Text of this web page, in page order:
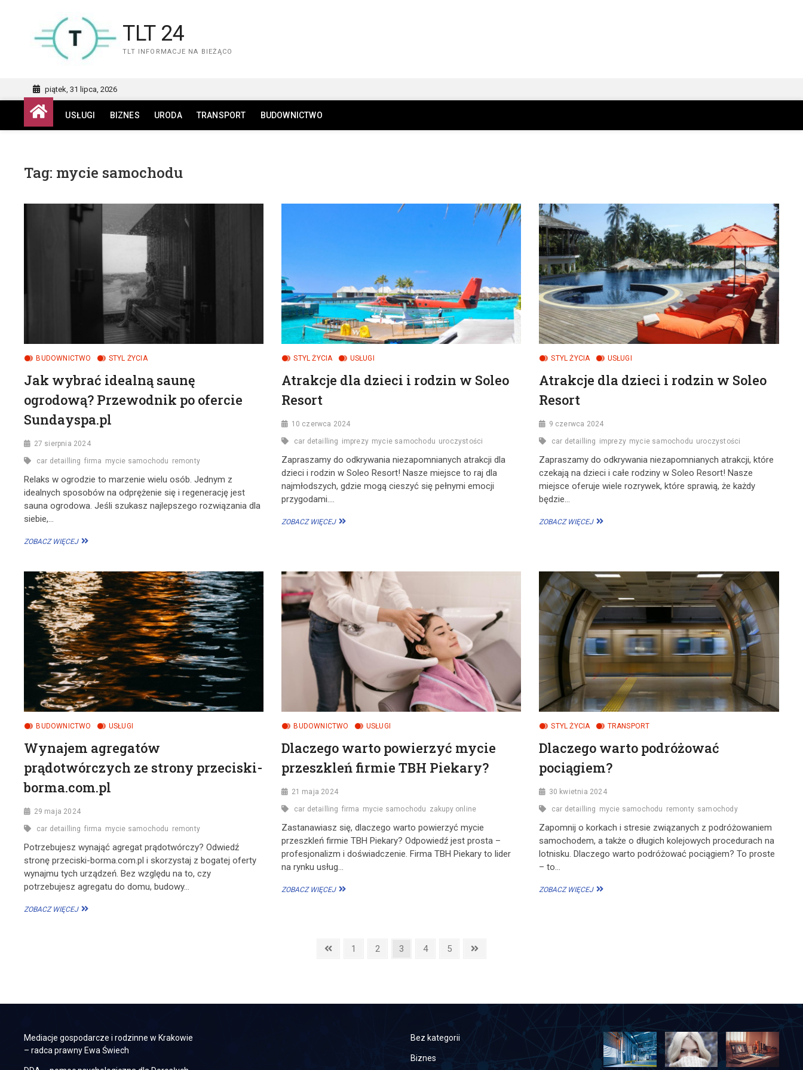
TLT 24
TLT INFORMACJE NA BIEŻĄCO
piątek, 31 lipca, 2026
USŁUGI BIZNES URODA TRANSPORT BUDOWNICTWO
Tag: mycie samochodu
BUDOWNICTWO STYL ŻYCIA
Jak wybrać idealną saunę
ogrodową? Przewodnik po ofercie
Sundayspa.pl
27 sierpnia 2024
car detailling firma mycie samochodu remonty
Relaks w ogrodzie to marzenie wielu osób. Jednym z
idealnych sposobów na odprężenie się i regenerację jest
sauna ogrodowa. Jeśli szukasz najlepszego rozwiązania dla
siebie,…
ZOBACZ WIĘCEJJAK
SAUNĘ
OGRODOWĄ?
PRZEWODNIK
PO
OFERCIE
SUNDAYSPA.PL
STYL ŻYCIA USŁUGI
Atrakcje dla dzieci i rodzin w Soleo
Resort
10 czerwca 2024
car detailling imprezy mycie samochodu uroczystości
Zapraszamy do odkrywania niezapomnianych atrakcji dla
dzieci i rodzin w Soleo Resort! Nasze miejsce to raj dla
najmłodszych, gdzie mogą cieszyć się pełnymi emocji
przygodami.…
ZOBACZ WIĘCEJATRAKCJE
W
SOLEO
RESORT
STYL ŻYCIA USŁUGI
Atrakcje dla dzieci i rodzin w Soleo
Resort
9 czerwca 2024
car detailling imprezy mycie samochodu uroczystości
Zapraszamy do odkrywania niezapomnianych atrakcji, które
czekają na dzieci i całe rodziny w Soleo Resort! Nasze
miejsce oferuje wiele rozrywek, które sprawią, że każdy
będzie…
ZOBACZ WIĘCEJATRAKCJE
W
SOLEO
RESORT
BUDOWNICTWO USŁUGI
Wynajem agregatów
prądotwórczych ze strony przeciski-
borma.com.pl
29 maja 2024
car detailling firma mycie samochodu remonty
Potrzebujesz wynająć agregat prądotwórczy? Odwiedź
stronę przeciski-borma.com.pl i skorzystaj z bogatej oferty
wynajmu tych urządzeń. Bez względu na to, czy
potrzebujesz agregatu do domu, budowy…
ZOBACZ WIĘCEJWYNAJEM
BUDOWNICTWO USŁUGI
Dlaczego warto powierzyć mycie
przeszkleń firmie TBH Piekary?
21 maja 2024
car detailling firma mycie samochodu zakupy online
Zastanawiasz się, dlaczego warto powierzyć mycie
przeszkleń firmie TBH Piekary? Odpowiedź jest prosta –
profesjonalizm i doświadczenie. Firma TBH Piekary to lider
na rynku usług…
ZOBACZ WIĘCEJDLACZEGO
STYL ŻYCIA TRANSPORT
Dlaczego warto podróżować
pociągiem?
30 kwietnia 2024
car detailling mycie samochodu remonty samochody
Zapomnij o korkach i stresie związanych z podróżowaniem
samochodem, a także o długich kolejowych procedurach na
lotnisku. Dlaczego warto podróżować pociągiem? To proste
– to…
ZOBACZ WIĘCEJDLACZEGO
Previous
Page
1 Page
2 Page
3 Page
4 Page
5
Next
Mediacje gospodarcze i rodzinne w Krakowie
– radca prawny Ewa Świech
Bez kategorii
Biznes